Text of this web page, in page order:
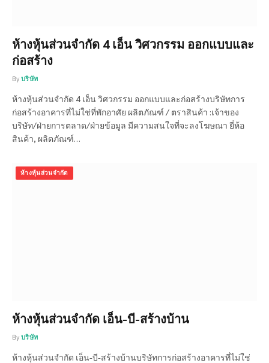
ห้างหุ้นส่วนจำกัด 4 เอ็น วิศวกรรม ออกแบบและ
ก่อสร้าง
By บริษัท
ห้างหุ้นส่วนจำกัด 4 เอ็น วิศวกรรม ออกแบบและก่อสร้างบริษัทการ
ก่อสร้างอาคารที่ไม่ใช่ที่พักอาศัย ผลิตภัณฑ์ / ตราสินค้า :เจ้าของ
บริษัท/ฝ่ายการตลาด/ฝ่ายข้อมูล มีความสนใจที่จะลงโฆษณา ยี่ห้อ
สินค้า, ผลิตภัณฑ์…
ห้างหุ้นส่วนจำกัด
ห้างหุ้นส่วนจำกัด เอ็น-บี-สร้างบ้าน
By บริษัท
ห้างหุ้นส่วนจำกัด เอ็น-บี-สร้างบ้านบริษัทการก่อสร้างอาคารที่ไม่ใช่